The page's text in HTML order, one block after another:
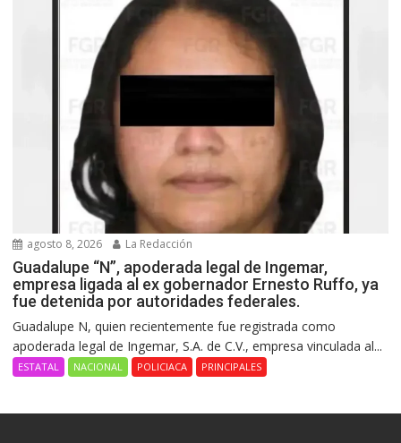
agosto 8, 2026 La Redacción
Guadalupe “N”, apoderada legal de Ingemar,
empresa ligada al ex gobernador Ernesto Ruffo, ya
fue detenida por autoridades federales.
Guadalupe N, quien recientemente fue registrada como
apoderada legal de Ingemar, S.A. de C.V., empresa vinculada al...
ESTATAL NACIONAL POLICIACA PRINCIPALES